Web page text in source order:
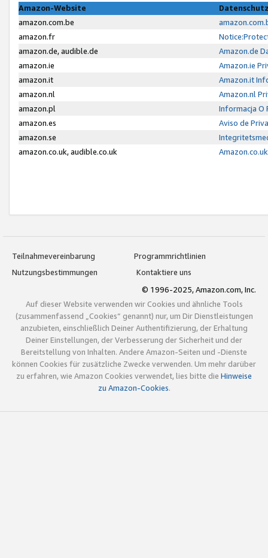
Amazon-Website
amazon.com.be
amazon.fr
amazon.de, audible.de
Amazon.de
amazon.ie
Amazon.ie
amazon.it
Amazon.it
amazon.nl
Amazon.nl
amazon.pl
Informacja O
amazon.es
Aviso de
amazon.se
amazon.co.uk, audible.co.uk
Teilnahmevereinbarung
Programmrichtlinien
Nutzungsbestimmungen
Kontaktiere uns
© 1996-2025, Amazon.com, Inc.
Auf dieser Website verwenden wir Cookies und ähnliche Tools
(zusammenfassend „Cookies“ genannt) nur, um Dir Dienstleistungen
anzubieten, einschließlich Deiner Authentifizierung, der Erhaltung
Deiner Einstellungen, der Verbesserung der Sicherheit und der
Bereitstellung von Inhalten. Andere Amazon-Seiten und -Dienste
können Cookies für zusätzliche Zwecke verwenden. Um mehr darüber
zu erfahren, wie Amazon Cookies verwendet, lies bitte die Hinweise
zu Amazon-Cookies.